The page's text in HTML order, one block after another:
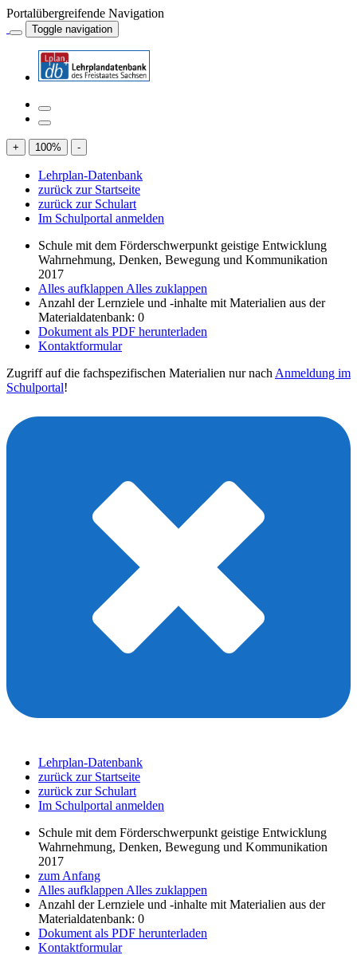
Portalübergreifende Navigation
Toggle navigation
+ 100% -
Lehrplan-Datenbank
zurück zur Startseite
zurück zur Schulart
Im Schulportal anmelden
Schule mit dem Förderschwerpunkt geistige Entwicklung
Wahrnehmung, Denken, Bewegung und Kommunikation
2017
Alles aufklappen Alles zuklappen
Anzahl der Lernziele und -inhalte mit Materialien aus der
Materialdatenbank: 0
Dokument als PDF herunterladen
Kontaktformular
Zugriff auf die fachspezifischen Materialien nur nach Anmeldung im
Schulportal!
Lehrplan-Datenbank
zurück zur Startseite
zurück zur Schulart
Im Schulportal anmelden
Schule mit dem Förderschwerpunkt geistige Entwicklung
Wahrnehmung, Denken, Bewegung und Kommunikation
2017
zum Anfang
Alles aufklappen Alles zuklappen
Anzahl der Lernziele und -inhalte mit Materialien aus der
Materialdatenbank: 0
Dokument als PDF herunterladen
Kontaktformular